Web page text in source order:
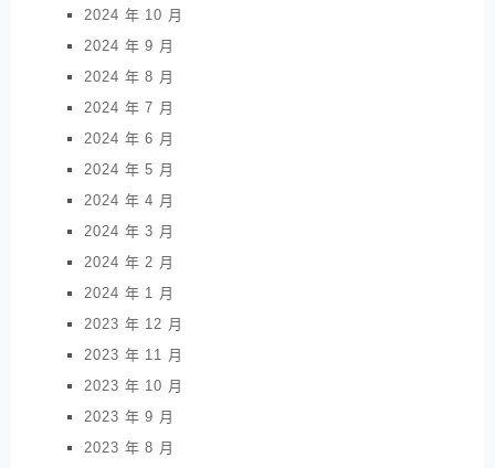
2024 年 10 月
2024 年 9 月
2024 年 8 月
2024 年 7 月
2024 年 6 月
2024 年 5 月
2024 年 4 月
2024 年 3 月
2024 年 2 月
2024 年 1 月
2023 年 12 月
2023 年 11 月
2023 年 10 月
2023 年 9 月
2023 年 8 月